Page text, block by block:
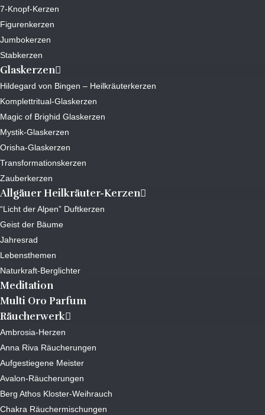
7-Knopf-Kerzen
Figurenkerzen
Jumbokerzen
Stabkerzen
Glaskerzen
Hildegard von Bingen – Heilkräuterkerzen
Komplettritual-Glaskerzen
Magic of Brighid Glaskerzen
Mystik-Glaskerzen
Orisha-Glaskerzen
Transformationskerzen
Zauberkerzen
Allgäuer Heilkräuter-Kerzen
“Licht der Alpen” Duftkerzen
Geist der Bäume
Jahresrad
Lebensthemen
Naturkraft-Berglichter
Meditation
Multi Oro Parfum
Räucherwerk
Ambrosia-Herzen
Anna Riva Räucherungen
Aufgestiegene Meister
Avalon-Räucherungen
Berg Athos Kloster-Weihrauch
Chakra Räuchermischungen